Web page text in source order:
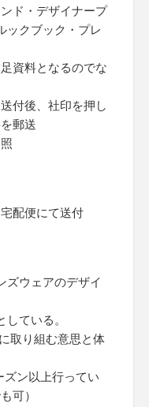
ド・デザイナープ
ックブック・プレ
資料となるのでな
付後、社印を押し
郵送
配便にて送付
ズウェアのデザイ
ている。
取り組む意思と体
ズン以上行ってい
可）